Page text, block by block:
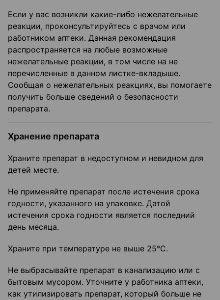
Если у вас возникли какие-либо нежелательные
реакции, проконсультируйтесь с врачом или
работником аптеки. Данная рекомендация
распространяется на любые возможные
нежелательные реакции, в том числе на не
перечисленные в данном листке-вкладыше.
Сообщая о нежелательных реакциях, вы помогаете
получить больше сведений о безопасности
препарата.
Хранение препарата
Храните препарат в недоступном и невидном для
детей месте.
Не применяйте препарат после истечения срока
годности, указанного на упаковке. Датой
истечения срока годности является последний
день месяца.
Храните при температуре не выше 25°C.
Не выбрасывайте препарат в канализацию или с
бытовым мусором. Уточните у работника аптеки,
как утилизировать препарат, который больше не